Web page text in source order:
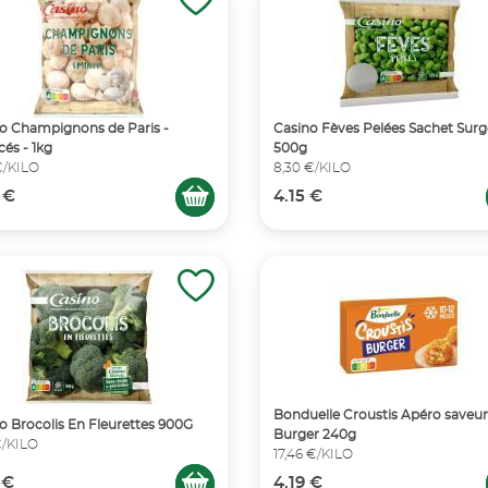
Champignons de Paris -
- 1kg
KILO
€
Casino Fèves Pelées Sachet
500g
8,30 €/KILO
4.15 €
Brocolis En Fleurettes 900G
KILO
€
Bonduelle Croustis Apéro saveur
Burger 240g
17,46 €/KILO
4.19 €